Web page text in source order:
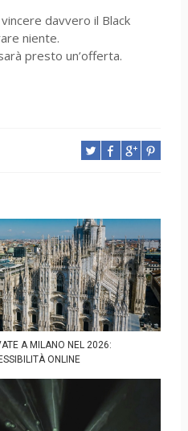
davvero il Black
niente.
presto un’offerta.
A MILANO NEL 2026:
ONLINE